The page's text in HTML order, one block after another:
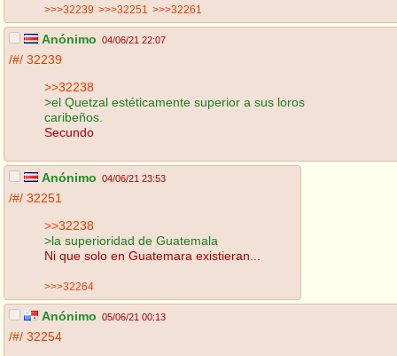
>>>32239 >>>32251 >>>32261
Anónimo 04/06/21 22:07
/#/ 32239
>>32238
>el Quetzal estéticamente superior a sus loros
caribeños.
Secundo
Anónimo 04/06/21 23:53
/#/ 32251
>>32238
>la superioridad de Guatemala
Ni que solo en Guatemara existieran...
>>>32264
Anónimo 05/06/21 00:13
/#/ 32254